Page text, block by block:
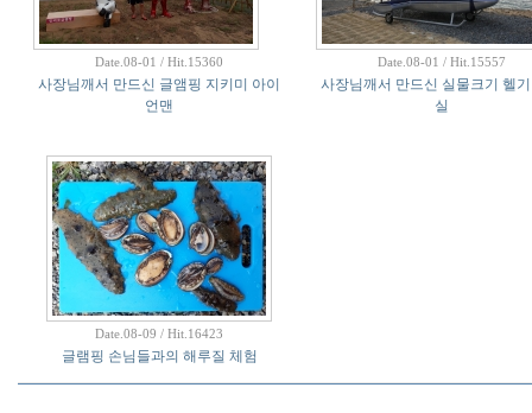
Date.08-01 / Hit.15360
사장님깨서 만드신 글앰핑 지키미 아이
언맨
Date.08-01 / Hit.15557
사장님깨서 만드신 실물크기 헬
실
Date.08-09 / Hit.16423
글램핑 손님들과의 해루질 체험